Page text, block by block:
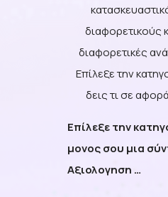
διαφορετικούς
διαφορετικές
Επίλεξε την
δεις τι σε
Επίλεξε την
μονος σου μια
Αξιολογηση …